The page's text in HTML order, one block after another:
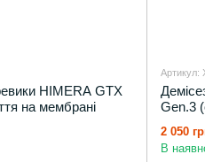
HIMERA GTX
на мембрані
Артикул:
Gen.3
2 050
В